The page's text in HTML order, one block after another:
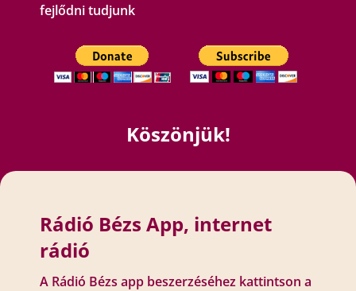
fejlődni tudjunk
Köszönjük!
Rádió Bézs App, internet
rádió
A Rádió Bézs app beszerzéséhez kattintson a